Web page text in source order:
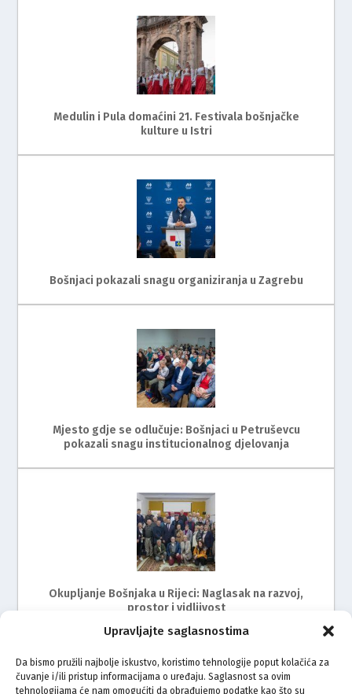
Upravljajte saglasnostima
Da bismo pružili najbolje iskustvo, koristimo tehnologije poput kolačića za
čuvanje i/ili pristup informacijama o uređaju. Saglasnost sa ovim
tehnologijama će nam omogućiti da obrađujemo podatke kao što su
Medulin i Pula domaćini 21. Festivala bošnjačke
kulture u Istri
Bošnjaci pokazali snagu organiziranja u Zagrebu
Mjesto gdje se odlučuje: Bošnjaci u Petruševcu
pokazali snagu institucionalnog djelovanja
Okupljanje Bošnjaka u Rijeci: Naglasak na razvoj,
prostor i vidljivost